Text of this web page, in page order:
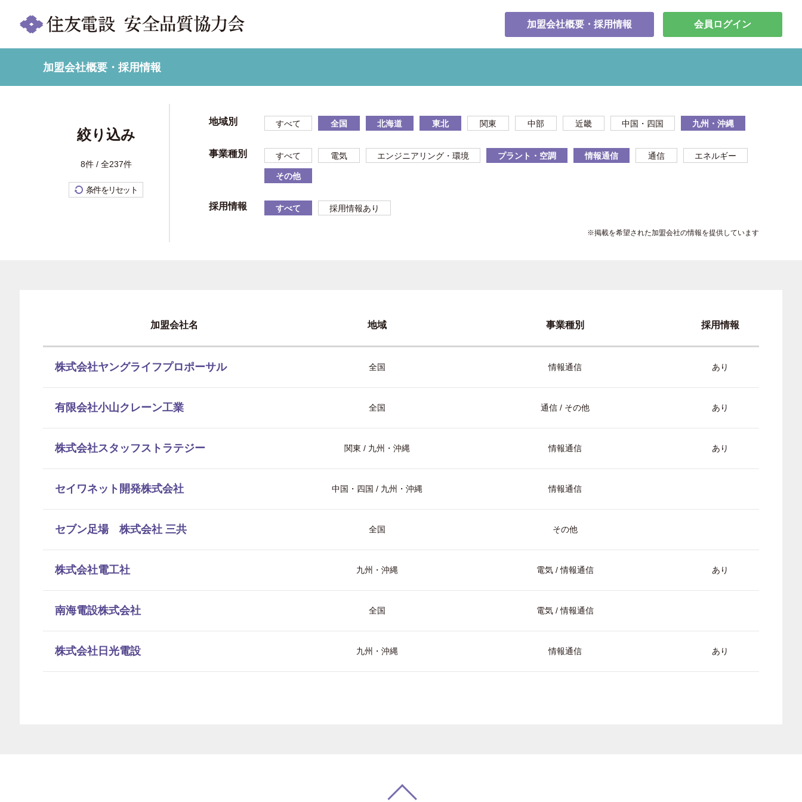
加盟会社概要・採用情報 会員ログイン
加盟会社概要・採用情報
絞り込み
8件 / 全237件
条件をリセット
地域別 すべて 全国 北海道 東北 関東 中部 近畿 中国・四国 九州・沖縄
事業種別 すべて 電気 エンジニアリング・環境 プラント・空調 情報通信 通信 エネルギー
その他
採用情報 すべて 採用情報あり
※掲載を希望された加盟会社の情報を提供しています
加盟会社名 地域 事業種別 採用情報
株式会社ヤングライフプロポーサル 全国 情報通信 あり
有限会社小山クレーン工業 全国 通信 / その他 あり
株式会社スタッフストラテジー 関東 / 九州・沖縄 情報通信 あり
セイワネット開発株式会社 中国・四国 / 九州・沖縄 情報通信
セブン足場 株式会社 三共 全国 その他
株式会社電工社 九州・沖縄 電気 / 情報通信 あり
南海電設株式会社 全国 電気 / 情報通信
株式会社日光電設 九州・沖縄 情報通信 あり